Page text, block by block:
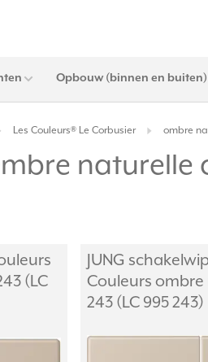
Opbouw (binnen en buiten)
Les Couleurs® Le Corbusier ombre
naturelle
(LC
JUNG
Couleurs
243 (LC 995 243)